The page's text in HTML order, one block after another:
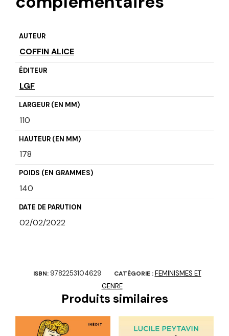
AUTEUR
COFFIN ALICE
ÉDITEUR
LGF
LARGEUR (EN MM)
110
HAUTEUR (EN MM)
178
POIDS (EN GRAMMES)
140
DATE DE PARUTION
02/02/2022
ISBN: 9782253104629 CATÉGORIE :FEMINISMES ET
GENRE
Produits similaires